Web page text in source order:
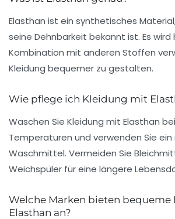
Elasthan ist ein synthetisches
seine Dehnbarkeit bekannt ist. Es wird
Kombination mit anderen Stoffen
Kleidung bequemer zu gestalten.
Wie pflege ich Kleidung mit
Waschen Sie Kleidung mit Elasthan
Temperaturen und verwenden Sie ein
Waschmittel. Vermeiden Sie
Weichspüler für eine längere
Welche Marken bieten
Elasthan an?